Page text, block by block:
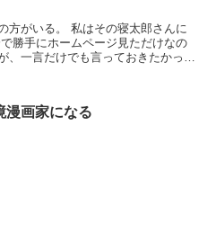
方がいる。 私はその寝太郎さんに
勝手にホームページ見ただけなの
、一言だけでも言っておきたかった
漫画家になる